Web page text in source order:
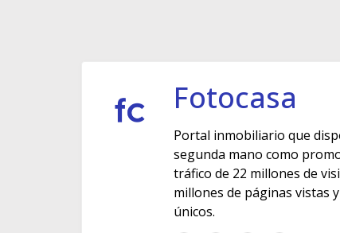
Fotocasa
Portal inmobiliario que
segunda mano como
tráfico de 22 millones de
millones de páginas vistas
únicos.